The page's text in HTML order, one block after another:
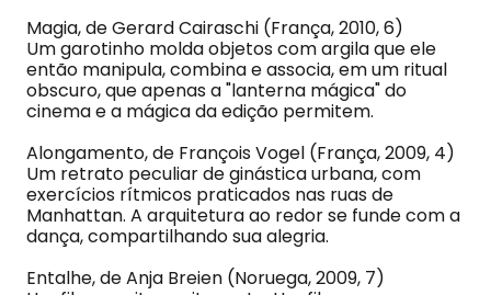
Magia, de Gerard Cairaschi (França, 2010, 6)
Um garotinho molda objetos com argila que ele
então manipula, combina e associa, em um ritual
obscuro, que apenas a "lanterna mágica" do
cinema e a mágica da edição permitem.
Alongamento, de François Vogel (França, 2009, 4)
Um retrato peculiar de ginástica urbana, com
exercícios rítmicos praticados nas ruas de
Manhattan. A arquitetura ao redor se funde com a
dança, compartilhando sua alegria.
Entalhe, de Anja Breien (Noruega, 2009, 7)